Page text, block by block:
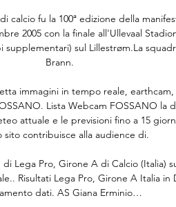
calcio fu la 100ª edizione della
2005 con la finale all'Ullevaal
sul Lillestrøm.La
Brann.
immagini in tempo reale,
Lista Webcam FOSSANO la
attuale e le previsioni fino a 15
sito contribuisce alla audience di.
Lega Pro, Girone A di Calcio (Italia)
Risultati Lega Pro, Girone A Italia in
dati. AS Giana Erminio…